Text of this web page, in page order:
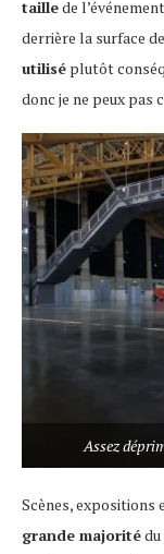
taillede
derrière la surface
utilisé plutôt
donc je ne peux pas
Assez
Scènes,
grande majorité